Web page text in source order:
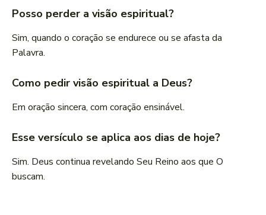
Posso perder a visão espiritual?
Sim, quando o coração se endurece ou se afasta da
Palavra.
Como pedir visão espiritual a Deus?
Em oração sincera, com coração ensinável.
Esse versículo se aplica aos dias de hoje?
Sim. Deus continua revelando Seu Reino aos que O
buscam.